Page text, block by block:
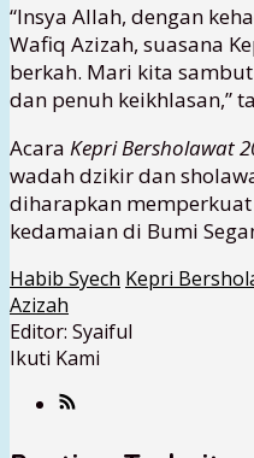
“Insya Allah, dengan
Wafiq Azizah, suasana
berkah. Mari kita
dan penuh keikhlasan,”
Acara Kepri Bersholawat
wadah dzikir dan
diharapkan
kedamaian di Bumi
Habib Syech Kepri
Azizah
Editor: Syaiful
Ikuti Kami